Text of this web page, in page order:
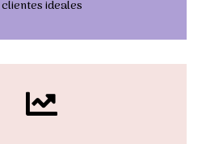
clientes ideales
